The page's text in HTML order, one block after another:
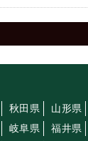
秋田県 山形県
岐阜県 福井県